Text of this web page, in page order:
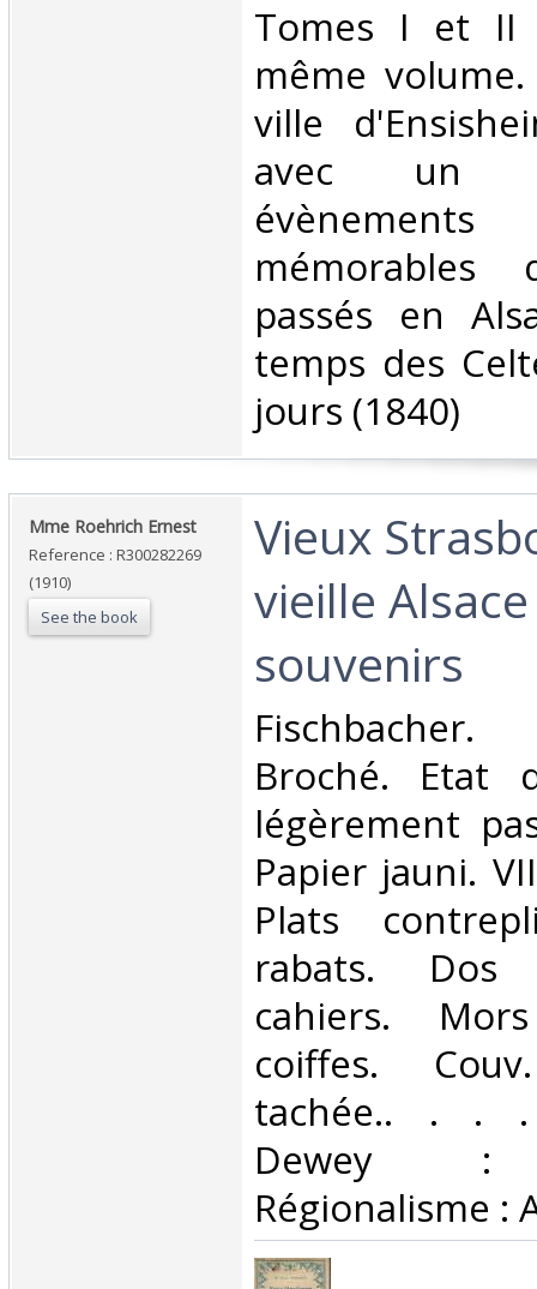
‎Tomes I et II
même
ville
avec un
passés en
temps des
jours (1840)‎
‎Mme Roehrich Ernest‎
Reference : R300282269
(1910)
See the book
‎Vieux
vieille
souvenirs‎
Broché. Etat
légèrement
Papier jauni.
Plats
rabats. Dos
cahiers.
coiffes.
tachée.. . . .
Dewey :
Régionalisme :